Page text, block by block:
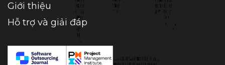
Giới thiệu
Hỗ trợ và giải đáp